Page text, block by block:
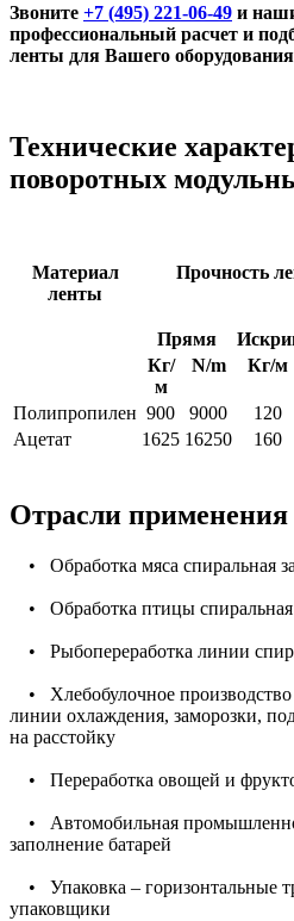
Звоните +7 (495) 221-06-49 и
профессиональный расчет и
ленты для Вашего оборудования
Технические
поворотных
Материал
ленты
Прочность
Прямя
Кг/
м
N/m Кг/м
Полипропилен 900 9000 120
Ацетат
1625 16250 160
Отрасли
• Обработка мяса спиральная
• Обработка птицы спиральная
• Рыбопереработка линии
• Хлебобулочное
линии охлаждения, заморозки,
на расстойку
• Переработка овощей и
• Автомобильная
заполнение батарей
• Упаковка – горизонтальные
упаковщики